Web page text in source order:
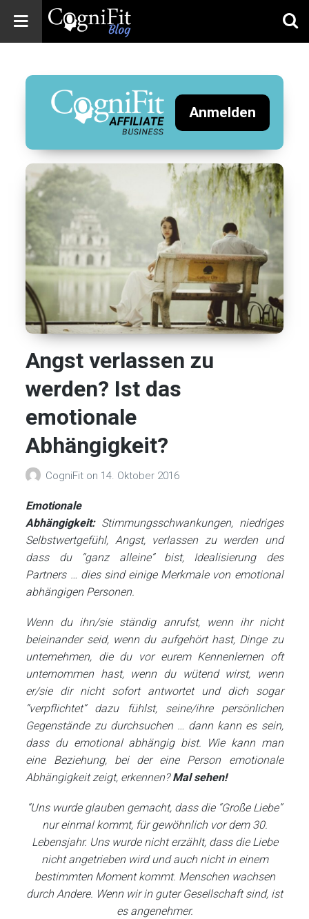
Blog: Brain
Health
News
Brain Training,
Mental Health, and
Wellness
Anmelden
Angst verlassen zu
werden? Ist das
emotionale
Abhängigkeit?
CogniFit on 14. Oktober 2016
Emotionale
Abhängigkeit: Stimmungsschwankungen, niedriges
Selbstwertgefühl, Angst, verlassen zu werden und
dass du “ganz alleine” bist, Idealisierung des
Partners … dies sind einige Merkmale von emotional
abhängigen Personen.
Wenn du ihn/sie ständig anrufst, wenn ihr nicht
beieinander seid, wenn du aufgehört hast, Dinge zu
unternehmen, die du vor eurem Kennenlernen oft
unternommen hast, wenn du wütend wirst, wenn
er/sie dir nicht sofort antwortet und dich sogar
“verpflichtet” dazu fühlst, seine/ihre persönlichen
Gegenstände zu durchsuchen … dann kann es sein,
dass du emotional abhängig bist. Wie kann man
eine Beziehung, bei der eine Person emotionale
Abhängigkeit zeigt, erkennen?Mal sehen!
“Uns wurde glauben gemacht, dass die “Große Liebe”
nur einmal kommt, für gewöhnlich vor dem 30.
Lebensjahr. Uns wurde nicht erzählt, dass die Liebe
nicht angetrieben wird und auch nicht in einem
bestimmten Moment kommt. Menschen wachsen
durch Andere. Wenn wir in guter Gesellschaft sind, ist
es angenehmer.